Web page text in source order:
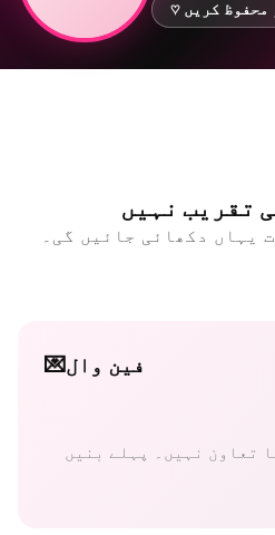
محفوظ کریں
تقریب نہیں
یہاں دکھائی جائیں گی۔
💌فین وال